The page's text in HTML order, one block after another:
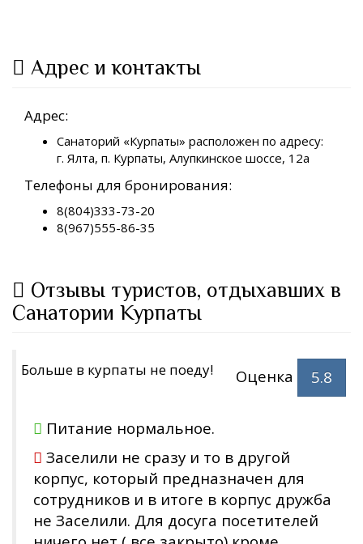
Адрес и контакты
Адрес:
Санаторий «Курпаты» расположен по адресу:
г. Ялта, п. Курпаты, Алупкинское шоссе, 12а
Телефоны для бронирования:
8(804)333-73-20
8(967)555-86-35
Отзывы туристов, отдыхавших в
Санатории Курпаты
Больше в курпаты не поеду! Оценка 5.8
Питание нормальное.
Заселили не сразу и то в другой
корпус, который предназначен для
сотрудников и в итоге в корпус дружба
не Заселили. Для досуга посетителей